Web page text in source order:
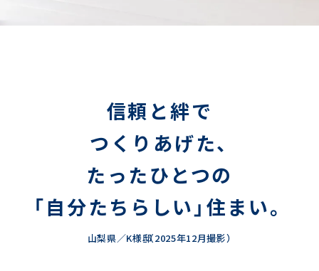
信頼と絆で
つくりあげた、
たったひとつの
「自分たちらしい」住まい。
山梨県／K様邸（2025年12月撮影）